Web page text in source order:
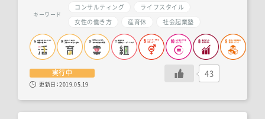
キーワード
コンサルティング
ライフスタイル
女性の働き方
産育休 社会起業塾
実行中
更新日：2019.05.19
43